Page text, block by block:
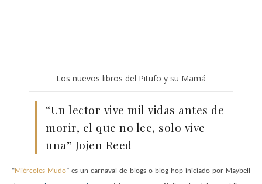
Los nuevos libros del Pitufo y su Mamá
“Un lector vive mil vidas antes de
morir, el que no lee, solo vive
una” Jojen Reed
“Miércoles Mudo” es un carnaval de blogs o blog hop iniciado por Maybelline